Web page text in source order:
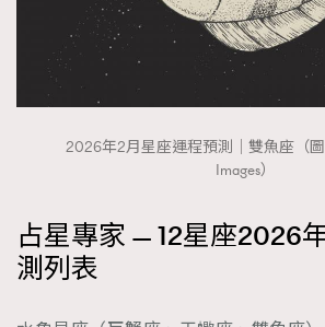
2026年2月星座運程預測｜雙魚座（
Images）
占星專家 — 12星座2026
測列表